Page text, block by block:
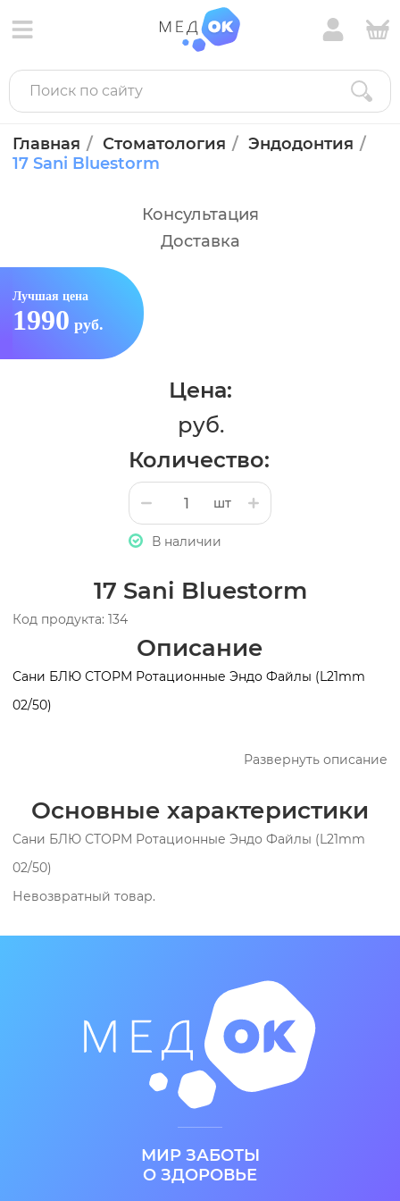
Главная Стоматология
Эндодонтия
17 Sani Bluestorm
17 Sani Bluestorm
Код продукта: 134
Описание
Сани БЛЮ СТОРМ Ротационные Эндо Файлы (L21mm
02/50)
Развернуть описание
Основные характеристики
Сани БЛЮ СТОРМ Ротационные Эндо Файлы (L21mm
02/50)
Невозвратный товар.
Лучшая цена
1990 руб.
Цена:
руб.
Количество:
шт
В наличии
Консультация
Доставка
МИР ЗАБОТЫ
О ЗДОРОВЬЕ